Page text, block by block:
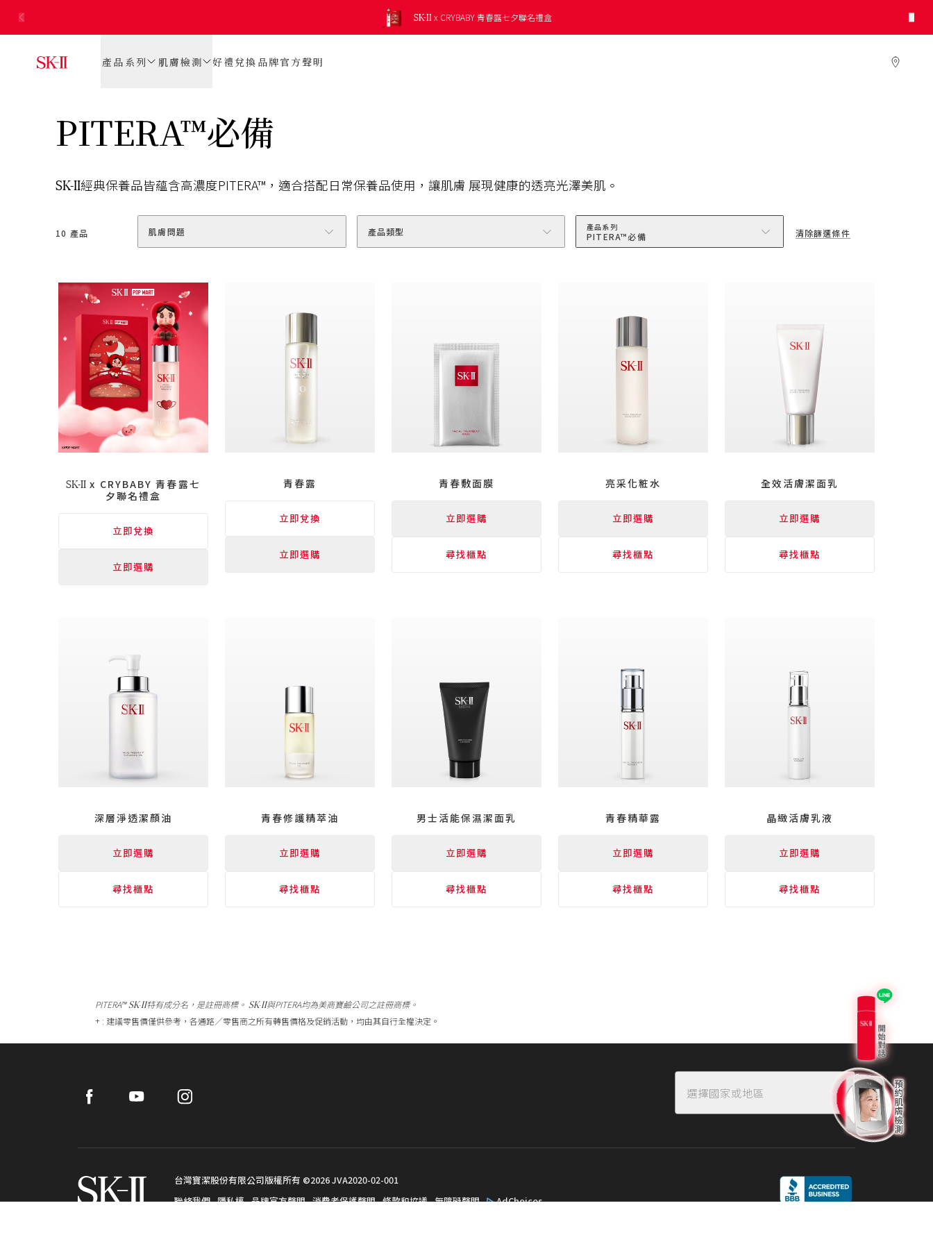
SK-IIx CRYBABY 青春露七夕聯名禮盒
新上市 光蘊恆璨修護凝霜 修護乾燥肌膚
新上市 光蘊恆璨淨斑精華 淡化頑固斑點
SK-II5合1* 防曬小白球 全新校色綠登場
肌源賦能煥顏活膚霜
SK-IILXP凝時金緻系列
肌膚光透鏡肌膚測試，發掘您的肌膚潛能，讓肌膚持續晶瑩剔透。
SK-II晶透奇肌套裝
光蘊輕透防曬系列
免費兌換SK-II 精選明星商品贈品價值最高約 NT$950
產品系列 肌膚檢測 好禮兌換 品牌官方聲明
PITERA™必備
SK-II經典保養品皆蘊含高濃度PITERA™ ，適合搭配日常保養品使用， 讓肌膚 展現健康的透亮光澤美肌。
10 產品 肌膚問題 產品類型 產品系列
PITERA™必備 清除篩選條件
SK-II x CRYBABY 青春露七
夕聯名禮盒
立即兌換
立即選購
青春露
立即兌換
立即選購
青春敷面膜
立即選購
尋找櫃點
亮采化粧水
立即選購
尋找櫃點
全效 活膚潔面乳
立即選購
尋找櫃點
深層淨透潔顏油
立即選購
尋找櫃點
青春修護精萃油
立即選購
尋找櫃點
男士活能保濕潔面乳
立即選購
尋找櫃點
青春精華露
立即選購
尋找櫃點
晶緻活膚乳液
立即選購
尋找櫃點
PITERATM SK-II特有成分名，是註冊商標。 SK-II與PITERA均為美商寶鹼公司之註冊商標。
+ : 建議零售價僅供參考，各通路／零售商之所有轉售價格及促銷活動，均由其自行全權決定。
Facebook Youtube Instagram 選擇國家或地區
台灣寶潔股份有限公司版權所有 ©2026JVA2020-02-001
聯絡我們 隱私權 品牌官方聲明 消費者保護聲明 條款和協議 無障礙聲明 AdChoices